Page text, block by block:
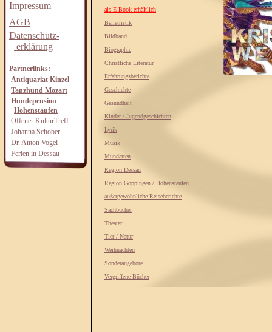
Impressum
AGB
Datenschutz-
erklärung
Partnerlinks:
Antiquariat Kinzel
Tanzhund Mozart
Hundepension
Hohenstaufen
Offener KulturTreff
Johanna Schober
Dr. Anton Vogel
Ferien in Dessau
als E-Book erhältlich
Belletristik
Bildband
Biographie
Christliche Literatur
Erfahrungsberichte
Geschichte
Gesundheit
Kinder / Jugendgeschichten
Lyrik
Musik
Mundarten
Region Dessau
Region Göppingen / Hohenstaufen
außergewöhnliche Reiseberichte
Sachbücher
Theater
Tier / Natur
Weihnachten
Sonderangebote
Vergriffene Bücher